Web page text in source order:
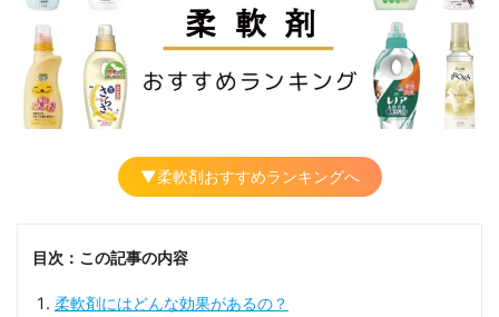
▼柔軟剤おすすめランキングへ
目次：この記事の内容
柔軟剤にはどんな効果があるの？